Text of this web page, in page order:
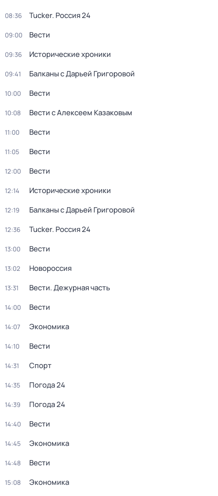
08:36 Tucker. Россия 24
09:00 Вести
09:36 Исторические хроники
09:41 Балканы с Дарьей Григоровой
10:00 Вести
10:08 Вести с Алексеем Казаковым
11:00 Вести
11:05 Вести
12:00 Вести
12:14 Исторические хроники
12:19 Балканы с Дарьей Григоровой
12:36 Tucker. Россия 24
13:00 Вести
13:02 Новороссия
13:31 Вести. Дежурная часть
14:00 Вести
14:07 Экономика
14:10 Вести
14:31 Спорт
14:35 Погода 24
14:39 Погода 24
14:40 Вести
14:45 Экономика
14:48 Вести
15:08 Экономика